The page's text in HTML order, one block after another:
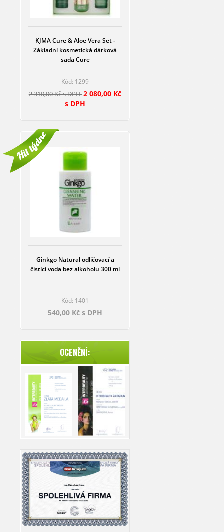
KJMA Cure & Aloe Vera Set -
Základní kosmetická dárková
sada Cure
Kód: 1299
2 310,00 Kč s DPH2 080,00 Kč
s DPH
Ginkgo Natural odličovací a
čistící voda bez alkoholu 300 ml
Kód: 1401
540,00 Kč s DPH
OCENĚNÍ: